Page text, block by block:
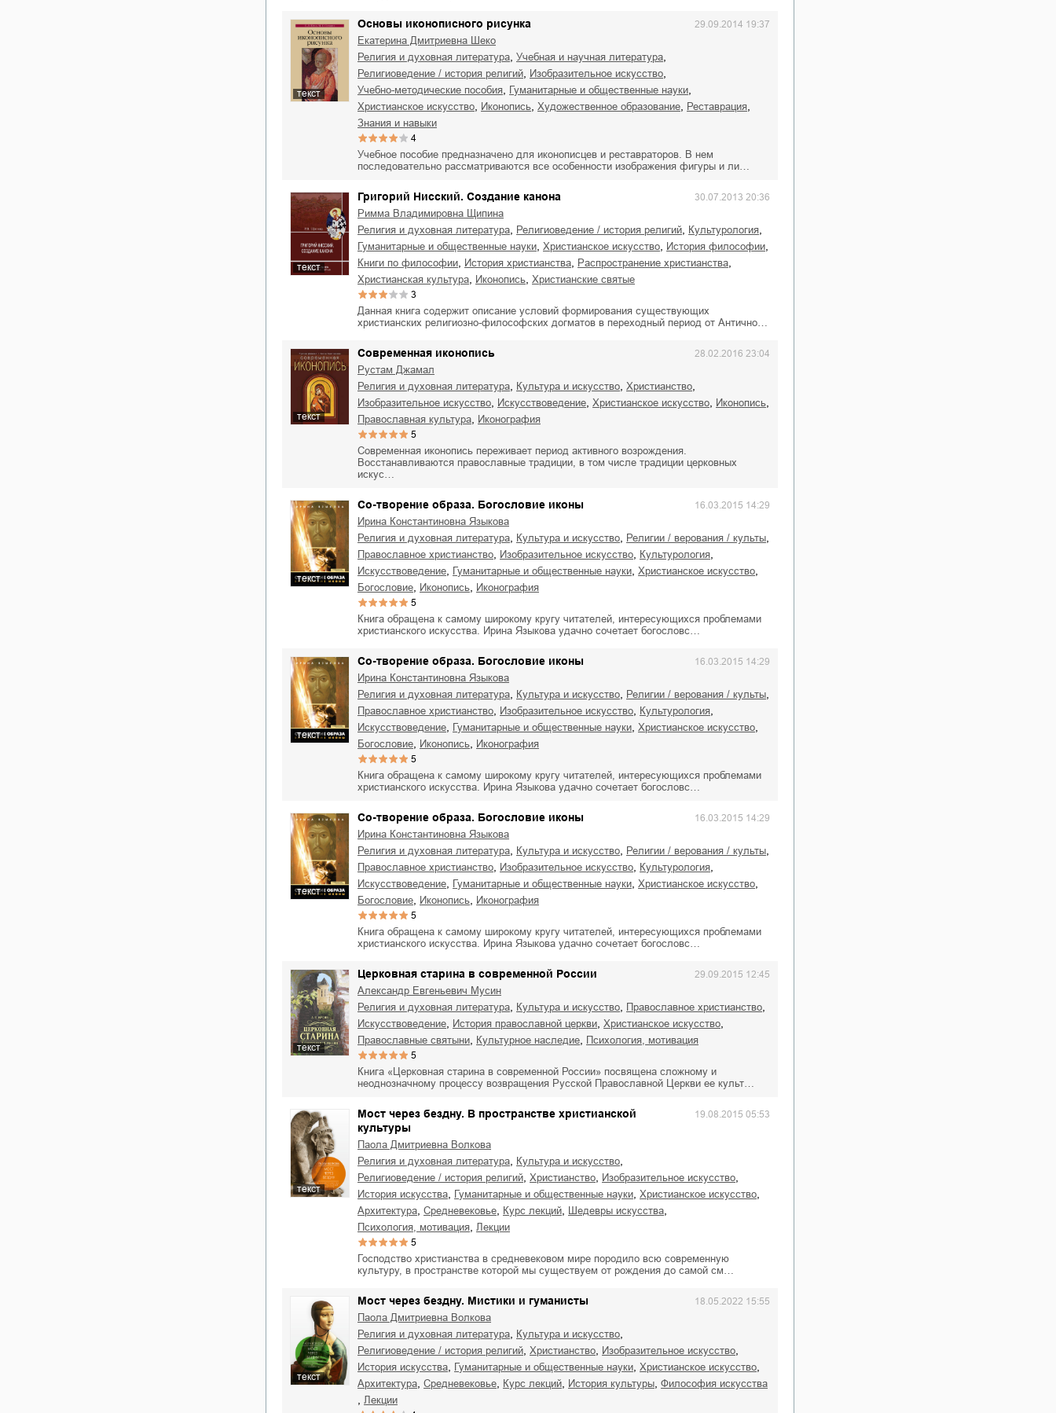
текст
Основы иконописного рисунка 29.09.2014 19:37
Екатерина Дмитриевна Шеко
религия и духовная литература
учебная и научная литература
религиоведение / история религий изобразительное искусство
учебно-методические пособия гуманитарные и общественные науки
христианское искусство иконопись художественное образование реставрация
знания и навыки
4
Учебное пособие предназначено для иконописцев и реставраторов. В нем
последовательно рассматриваются все особенности изображения фигуры и ли…
текст
Григорий Нисский. Создание канона 30.07.2013 20:36
Римма Владимировна Щипина
религия и духовная литература
религиоведение / история религий культурология
гуманитарные и общественные науки христианское искусство история философии
книги по философии история христианства распространение христианства
христианская культура иконопись христианские святые
3
Данная книга содержит описание условий формирования существующих
христианских религиозно-философских догматов в переходный период от Антично…
текст
Современная иконопись 28.02.2016 23:04
Рустам Джамал
религия и духовная литература
культура и искусство христианство
изобразительное искусство искусствоведение христианское искусство иконопись
православная культура иконография
5
Современная иконопись переживает период активного возрождения.
Восстанавливаются православные традиции, в том числе традиции церковных
искус…
текст
Со-творение образа. Богословие иконы 16.03.2015 14:29
Ирина Константиновна Языкова
религия и духовная литература
культура и искусство религии / верования / культы
православное христианство изобразительное искусство культурология
искусствоведение гуманитарные и общественные науки христианское искусство
богословие иконопись иконография
5
Книга обращена к самому широкому кругу читателей, интересующихся проблемами
христианского искусства. Ирина Языкова удачно сочетает богословс…
текст
Со-творение образа. Богословие иконы 16.03.2015 14:29
Ирина Константиновна Языкова
религия и духовная литература
культура и искусство религии / верования / культы
православное христианство изобразительное искусство культурология
искусствоведение гуманитарные и общественные науки христианское искусство
богословие иконопись иконография
5
Книга обращена к самому широкому кругу читателей, интересующихся проблемами
христианского искусства. Ирина Языкова удачно сочетает богословс…
текст
Со-творение образа. Богословие иконы 16.03.2015 14:29
Ирина Константиновна Языкова
религия и духовная литература
культура и искусство религии / верования / культы
православное христианство изобразительное искусство культурология
искусствоведение гуманитарные и общественные науки христианское искусство
богословие иконопись иконография
5
Книга обращена к самому широкому кругу читателей, интересующихся проблемами
христианского искусства. Ирина Языкова удачно сочетает богословс…
текст
Церковная старина в современной России 29.09.2015 12:45
Александр Евгеньевич Мусин
религия и духовная литература
культура и искусство православное христианство
искусствоведение история православной церкви христианское искусство
православные святыни культурное наследие психология, мотивация
5
Книга «Церковная старина в современной России» посвящена сложному и
неоднозначному процессу возвращения Русской Православной Церкви ее культ…
текст
Мост через бездну. В пространстве христианской
культуры
19.08.2015 05:53
Паола Дмитриевна Волкова
религия и духовная литература
культура и искусство
религиоведение / история религий христианство изобразительное искусство
история искусства гуманитарные и общественные науки христианское искусство
архитектура Средневековье курс лекций шедевры искусства
психология, мотивация лекции
5
Господство христианства в средневековом мире породило всю современную
культуру, в пространстве которой мы существуем от рождения до самой см…
текст
Мост через бездну. Мистики и гуманисты 18.05.2022 15:55
Паола Дмитриевна Волкова
религия и духовная литература
культура и искусство
религиоведение / история религий христианство изобразительное искусство
история искусства гуманитарные и общественные науки христианское искусство
архитектура Средневековье курс лекций история культуры философия искусства
лекции